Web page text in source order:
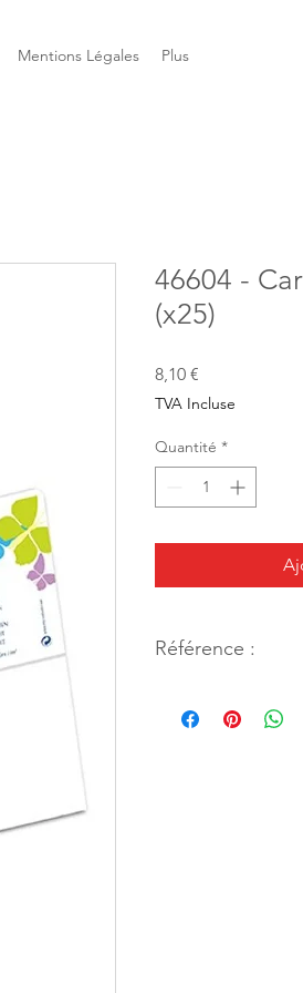
Mentions Légales Plus
46604 -
(x25)
8,10 €
TVA Incluse
Quantité *
Référence :